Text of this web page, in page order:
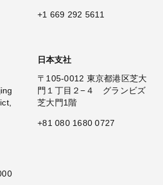
+1 669 292 5611
日本支社
〒105-0012 東京都港区芝大
門１丁目２−４ グランビズ
芝大門1階
+81 080 1680 0727